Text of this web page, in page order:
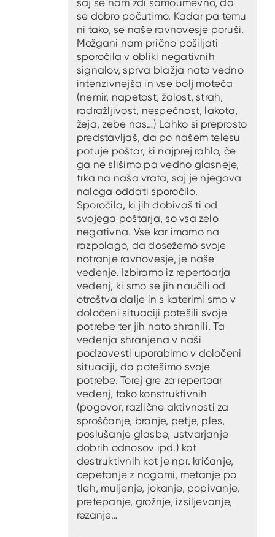
saj se nam zdi samoumevno, da
se dobro počutimo. Kadar pa temu
ni tako, se naše ravnovesje poruši.
Možgani nam prično pošiljati
sporočila v obliki negativnih
signalov, sprva blažja nato vedno
intenzivnejša in vse bolj moteča
(nemir, napetost, žalost, strah,
radražljivost, nespečnost, lakota,
žeja, zebe nas…) Lahko si preprosto
predstavljaš, da po našem telesu
potuje poštar, ki najprej rahlo, če
ga ne slišimo pa vedno glasneje,
trka na naša vrata, saj je njegova
naloga oddati sporočilo.
Sporočila, ki jih dobivaš ti od
svojega poštarja, so vsa zelo
negativna. Vse kar imamo na
razpolago, da dosežemo svoje
notranje ravnovesje, je naše
vedenje. Izbiramo iz repertoarja
vedenj, ki smo se jih naučili od
otroštva dalje in s katerimi smo v
določeni situaciji potešili svoje
potrebe ter jih nato shranili. Ta
vedenja shranjena v naši
podzavesti uporabimo v določeni
situaciji, da potešimo svoje
potrebe. Torej gre za repertoar
vedenj, tako konstruktivnih
(pogovor, različne aktivnosti za
sproščanje, branje, petje, ples,
poslušanje glasbe, ustvarjanje
dobrih odnosov ipd.) kot
destruktivnih kot je npr. kričanje,
cepetanje z nogami, metanje po
tleh, muljenje, jokanje, popivanje,
pretepanje, grožnje, izsiljevanje,
rezanje…